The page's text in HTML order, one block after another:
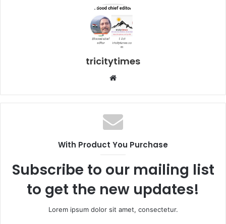
tricitytimes
Website
With Product You Purchase
Subscribe to our mailing list
to get the new updates!
Lorem ipsum dolor sit amet, consectetur.